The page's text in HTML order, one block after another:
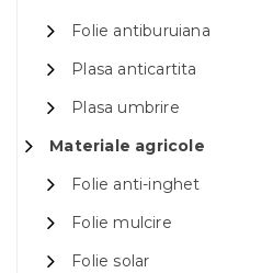
Folie antiburuiana
Plasa anticartita
Plasa umbrire
Materiale agricole
Folie anti-inghet
Folie mulcire
Folie solar